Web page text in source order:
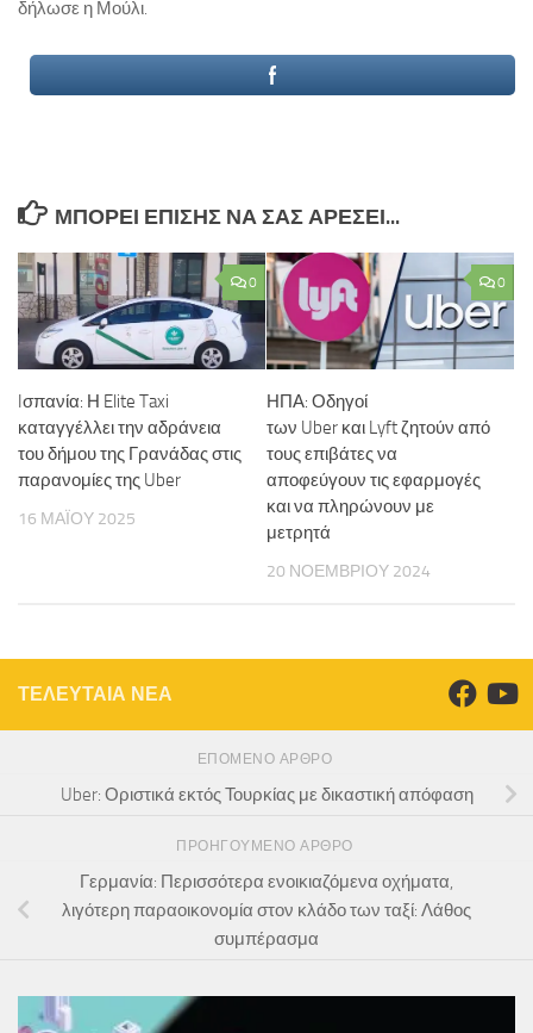
δήλωσε η Μούλι.
ΜΠΟΡΕΊ ΕΠΊΣΗΣ ΝΑ ΣΑΣ ΑΡΈΣΕΙ...
0
Iσπανία: Η Elite Taxi
καταγγέλλει την αδράνεια
του δήμου της Γρανάδας στις
παρανομίες της Uber
16 ΜΑΪ́ΟΥ 2025
0
ΗΠΑ: Οδηγοί
των Uber και Lyft ζητούν από
τους επιβάτες να
αποφεύγουν τις εφαρμογές
και να πληρώνουν με
μετρητά
20 ΝΟΕΜΒΡΊΟΥ 2024
ΤΕΛΕΥΤΑΙΑ ΝΕΑ
ΕΠΌΜΕΝΟ ΆΡΘΡΟ
Uber: Οριστικά εκτός Τουρκίας με δικαστική απόφαση
ΠΡΟΗΓΟΎΜΕΝΟ ΆΡΘΡΟ
Γερμανία: Περισσότερα ενοικιαζόμενα οχήματα,
λιγότερη παραοικονομία στον κλάδο των ταξί: Λάθος
συμπέρασμα